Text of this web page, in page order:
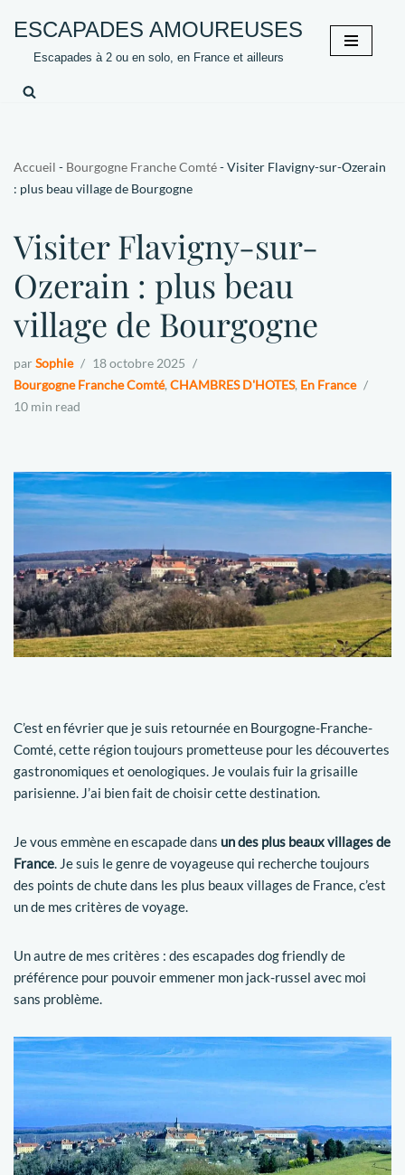
Aller
contenu
ESCAPADES AMOUREUSES
Escapades à 2 ou en solo, en France et ailleurs
Accueil - Bourgogne Franche Comté-Visiter Flavigny-sur-Ozerain
: plus beau village de Bourgogne
Visiter Flavigny-sur-
Ozerain : plus beau
village de Bourgogne
par Sophie
18 octobre 2025
Bourgogne Franche Comté, CHAMBRES D'HOTES, En France
10 min read
C’est en février que je suis retournée en Bourgogne-Franche-
Comté, cette région toujours prometteuse pour les découvertes
gastronomiques et oenologiques. Je voulais fuir la grisaille
parisienne. J’ai bien fait de choisir cette destination.
Je vous emmène en escapade dans un des plus beaux villages de
France. Je suis le genre de voyageuse qui recherche toujours
des points de chute dans les plus beaux villages de France, c’est
un de mes critères de voyage.
Un autre de mes critères : des escapades dog friendly de
préférence pour pouvoir emmener mon jack-russel avec moi
sans problème.